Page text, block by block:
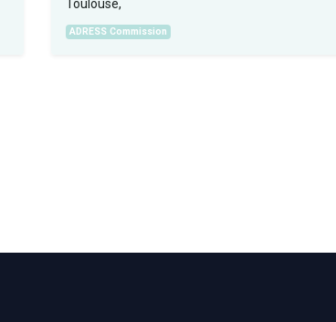
Toulouse,
ADRESS Commission